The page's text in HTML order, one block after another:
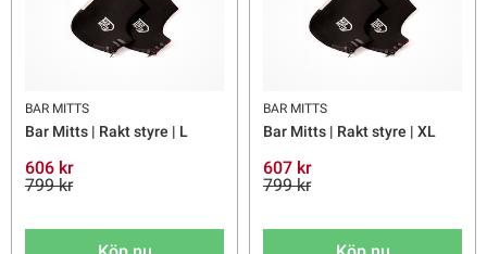
BAR MITTS
Bar Mitts | Rakt styre | L
606 kr
799 kr
BAR MITTS
Bar Mitts | Rakt styre | XL
607 kr
799 kr